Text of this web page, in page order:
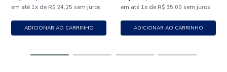
em até 1x de R$ 24,25 sem juros
ADICIONAR AO CARRINHO
em até 1x de R$ 35,00 sem juros
ADICIONAR AO CARRINHO